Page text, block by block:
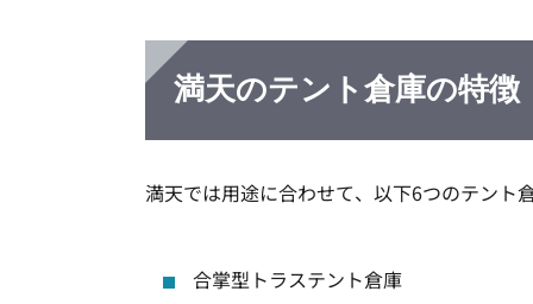
満天のテント倉庫の特徴
満天では用途に合わせて、以下6つのテント
合掌型トラステント倉庫